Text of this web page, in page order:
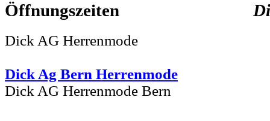
Dick AG Herrenmode
Dick Ag Bern Herrenmode
Dick AG Herrenmode Bern